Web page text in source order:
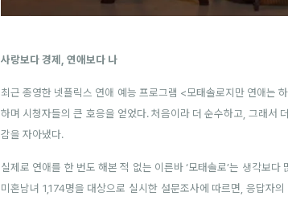
사랑보다 경제, 연애보다 나
최근 종영한 넷플릭스 연애 예능 프로그램 <모태솔로지만 연애는
하며 시청자들의 큰 호응을 얻었다. 처음이라 더 순수하고, 그래서
감을 자아냈다.
실제로 연애를 한 번도 해본 적 없는 이른바 ‘모태솔로’는 생각보다
미혼남녀 1,174명을 대상으로 실시한 설문조사에 따르면, 응답자